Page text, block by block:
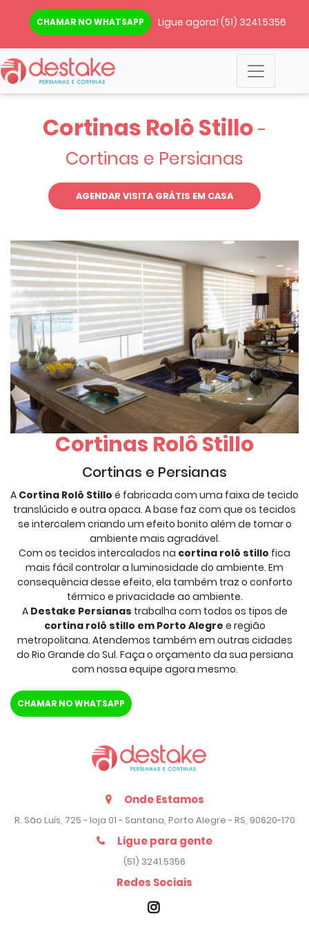
CHAMAR NO WHATSAPP Ligue agora! (51) 3241.5356
Cortinas Rolô Stillo-
Cortinas e Persianas
AGENDAR VISITA GRÁTIS EM CASA
Cortinas Rolô Stillo
Cortinas e Persianas
A Cortina Rolô Stillo é fabricada com uma faixa de tecido
translúcido e outra opaca. A base faz com que os tecidos
se intercalem criando um efeito bonito além de tornar o
ambiente mais agradável.
Com os tecidos intercalados na cortina rolô stillo fica
mais fácil controlar a luminosidade do ambiente. Em
consequência desse efeito, ela também traz o conforto
térmico e privacidade ao ambiente.
A Destake Persianas trabalha com todos os tipos de
cortina rolô stillo em Porto Alegre e região
metropolitana. Atendemos também em outras cidades
do Rio Grande do Sul. Faça o orçamento da sua persiana
com nossa equipe agora mesmo.
CHAMAR NO WHATSAPP
Onde Estamos
R. São Luís, 725 - loja 01 - Santana, Porto Alegre - RS, 90620-170
Ligue para gente
(51) 3241.5356
Redes Sociais